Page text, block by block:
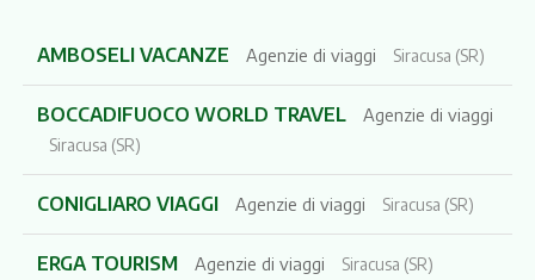
AMBOSELI VACANZE Agenzie di viaggi Siracusa (SR)
BOCCADIFUOCO WORLD TRAVEL Agenzie di viaggi
Siracusa (SR)
CONIGLIARO VIAGGI Agenzie di viaggi Siracusa (SR)
ERGA TOURISM Agenzie di viaggi Siracusa (SR)